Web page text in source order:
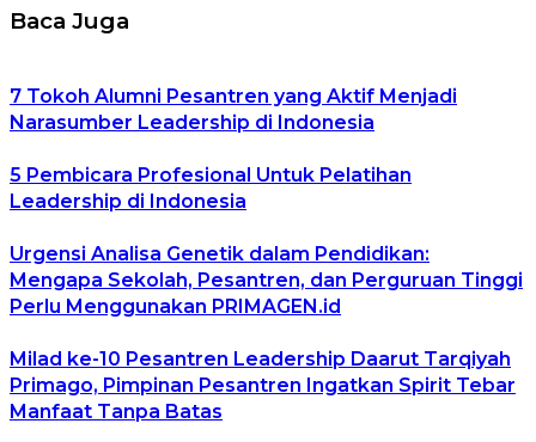
Baca Juga
7 Tokoh Alumni Pesantren yang Aktif Menjadi
Narasumber Leadership di Indonesia
5 Pembicara Profesional Untuk Pelatihan
Leadership di Indonesia
Urgensi Analisa Genetik dalam Pendidikan:
Mengapa Sekolah, Pesantren, dan Perguruan Tinggi
Perlu Menggunakan PRIMAGEN.id
Milad ke-10 Pesantren Leadership Daarut Tarqiyah
Primago, Pimpinan Pesantren Ingatkan Spirit Tebar
Manfaat Tanpa Batas